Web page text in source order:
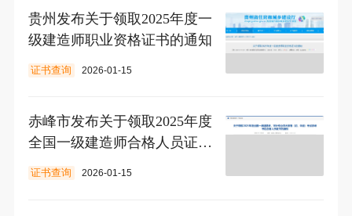
贵州发布关于领取2025年度一
级建造师职业资格证书的通知
证书查询 2026-01-15
赤峰市发布关于领取2025年度
全国一级建造师合格人员证书
的通知
证书查询 2026-01-15